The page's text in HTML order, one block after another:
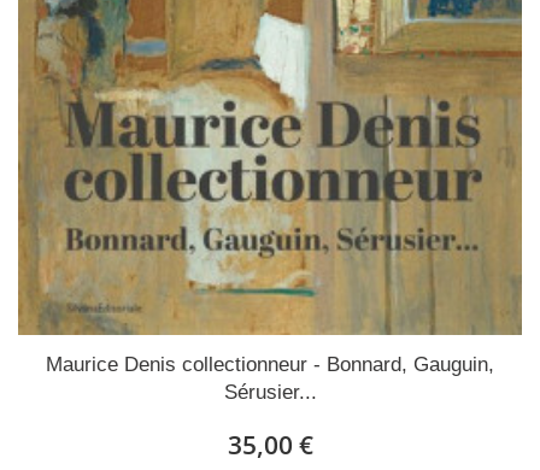
Maurice Denis collectionneur - Bonnard, Gauguin,
Sérusier...
35,00 €